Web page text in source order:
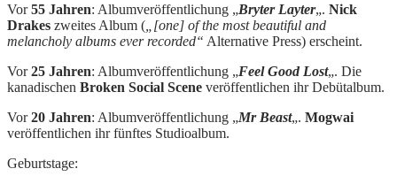
Vor55 Jahren: Albumveröffentlichung „Bryter Layter„. Nick
Drakes zweites Album ( „[one] of the most beautiful and
melancholy albums ever recorded“ Alternative Press) erscheint.
Vor25 Jahren: Albumveröffentlichung „Feel Good Lost„. Die
kanadischen Broken Social Scene veröffentlichen ihr Debütalbum.
Vor20 Jahren: Albumveröffentlichung „Mr Beast„. Mogwai
veröffentlichen ihr fünftes Studioalbum.
Geburtstage: